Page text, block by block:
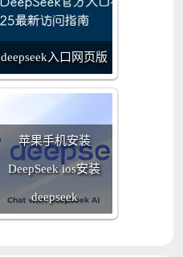
deepseek入口网页版
苹果手机安装
DeepSeek ios安装
deepseek